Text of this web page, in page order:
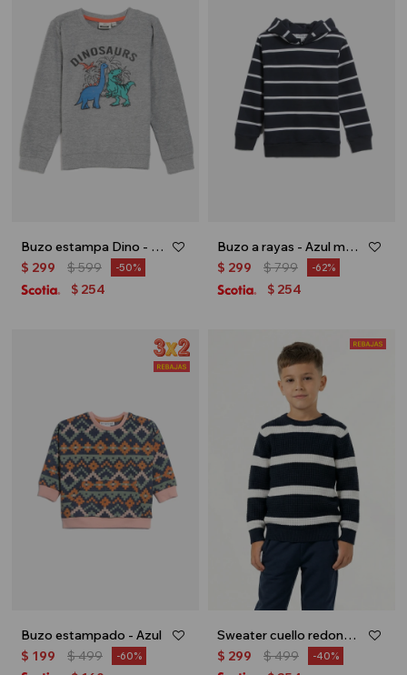
Buzo estampa Dino - Gris melange
$ 299 $599 50
$ 254
Buzo a rayas - Azul marino
$ 299 $799 62
$ 254
Buzo estampado - Azul
$ 199 $499 60
Sweater cuello redondo - Azul y blanco
$ 299 $499 40